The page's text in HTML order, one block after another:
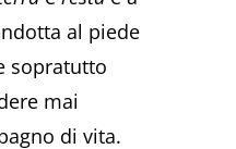
al piede
sopratutto
mai
di vita.